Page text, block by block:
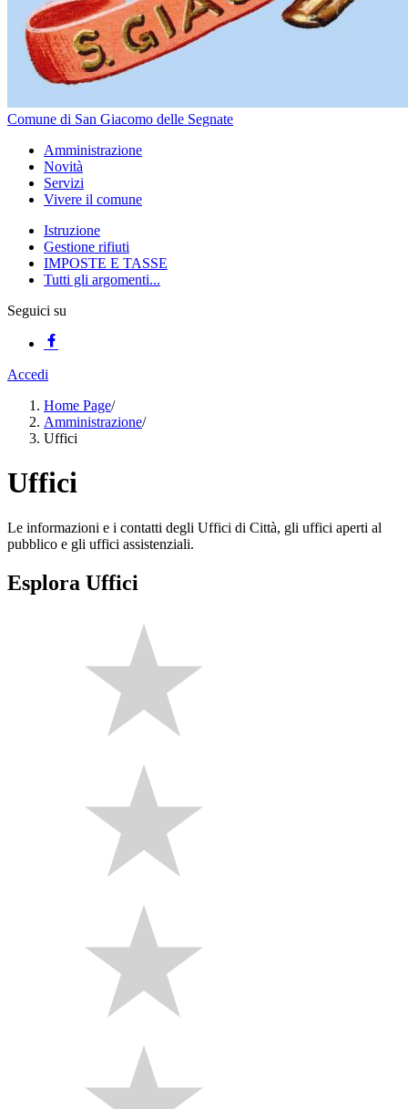
Comune di San Giacomo delle Segnate
Amministrazione
Novità
Servizi
Vivere il comune
Istruzione
Gestione rifiuti
IMPOSTE E TASSE
Tutti gli argomenti...
Seguici su
Accedi
Home Page/
Amministrazione/
Uffici
Uffici
Le informazioni e i contatti degli Uffici di Città, gli uffici aperti al
pubblico e gli uffici assistenziali.
Esplora Uffici